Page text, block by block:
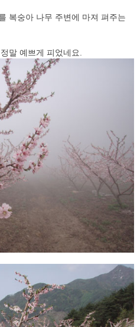
복숭아 나무 주변에 마져 펴주는
말 예쁘게 피었네요.